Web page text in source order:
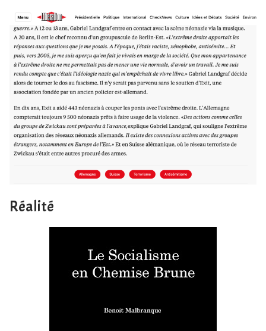
Réalité